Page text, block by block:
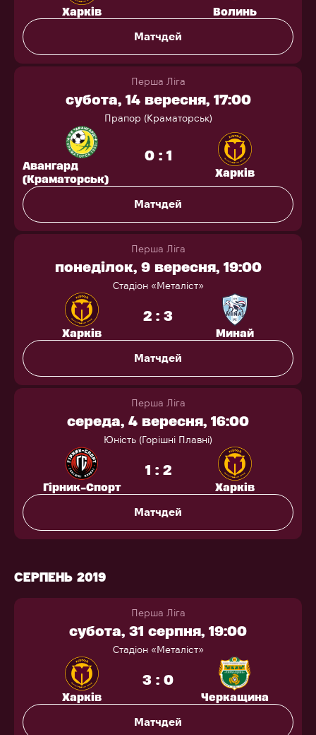
Харків Волинь
Матчдей
Перша Ліга
субота, 14 вересня, 17:00
Прапор (Краматорськ)
Авангард
(Краматорськ)
0 : 1
Харків
Матчдей
Перша Ліга
понеділок, 9 вересня, 19:00
Стадіон «Металіст»
Харків
2 : 3
Минай
Матчдей
Перша Ліга
середа, 4 вересня, 16:00
Юність (Горішні Плавні)
Гірник-Спорт
1 : 2
Харків
Матчдей
СЕРПЕНЬ 2019
Перша Ліга
субота, 31 серпня, 19:00
Стадіон «Металіст»
Харків
3 : 0
Черкащина
Матчдей